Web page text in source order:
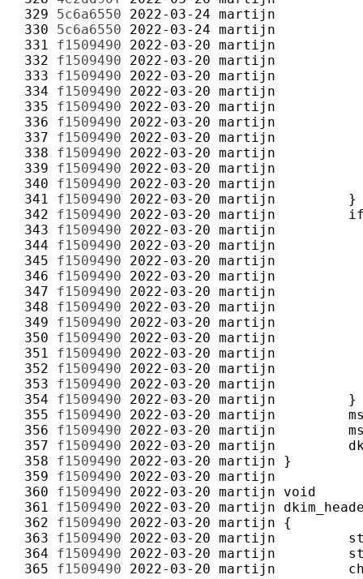
329 5c6a6550 2022-03-24 martijn
330 5c6a6550 2022-03-24 martijn
331 f1509490 2022-03-20 martijn
332 f1509490 2022-03-20 martijn
333 f1509490 2022-03-20 martijn
334 f1509490 2022-03-20 martijn
335 f1509490 2022-03-20 martijn
336 f1509490 2022-03-20 martijn
337 f1509490 2022-03-20 martijn
338 f1509490 2022-03-20 martijn
339 f1509490 2022-03-20 martijn
340 f1509490 2022-03-20 martijn
341 f1509490 2022-03-20 martijn
342 f1509490 2022-03-20 martijn
343 f1509490 2022-03-20 martijn
344 f1509490 2022-03-20 martijn
345 f1509490 2022-03-20 martijn
346 f1509490 2022-03-20 martijn
347 f1509490 2022-03-20 martijn
348 f1509490 2022-03-20 martijn
349 f1509490 2022-03-20 martijn
350 f1509490 2022-03-20 martijn
351 f1509490 2022-03-20 martijn
352 f1509490 2022-03-20 martijn
353 f1509490 2022-03-20 martijn
354 f1509490 2022-03-20 martijn
355 f1509490 2022-03-20 martijn
356 f1509490 2022-03-20 martijn
357 f1509490 2022-03-20 martijn
358 f1509490 2022-03-20 martijn
359 f1509490 2022-03-20 martijn
360 f1509490 2022-03-20 martijn
361 f1509490 2022-03-20 martijn
362 f1509490 2022-03-20 martijn
363 f1509490 2022-03-20 martijn
364 f1509490 2022-03-20 martijn
365 f1509490 2022-03-20 martijn